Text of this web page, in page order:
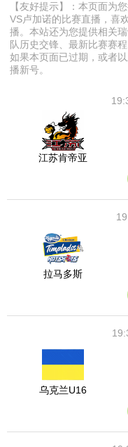
【友好提示】：本页面为
VS卢加诺的比赛直播，喜
播。本站还为您提供相关
队历史交锋、最新比赛赛
如果本页面已过期，或者
播新号。
江苏肯帝亚
拉马多斯
乌克兰U16